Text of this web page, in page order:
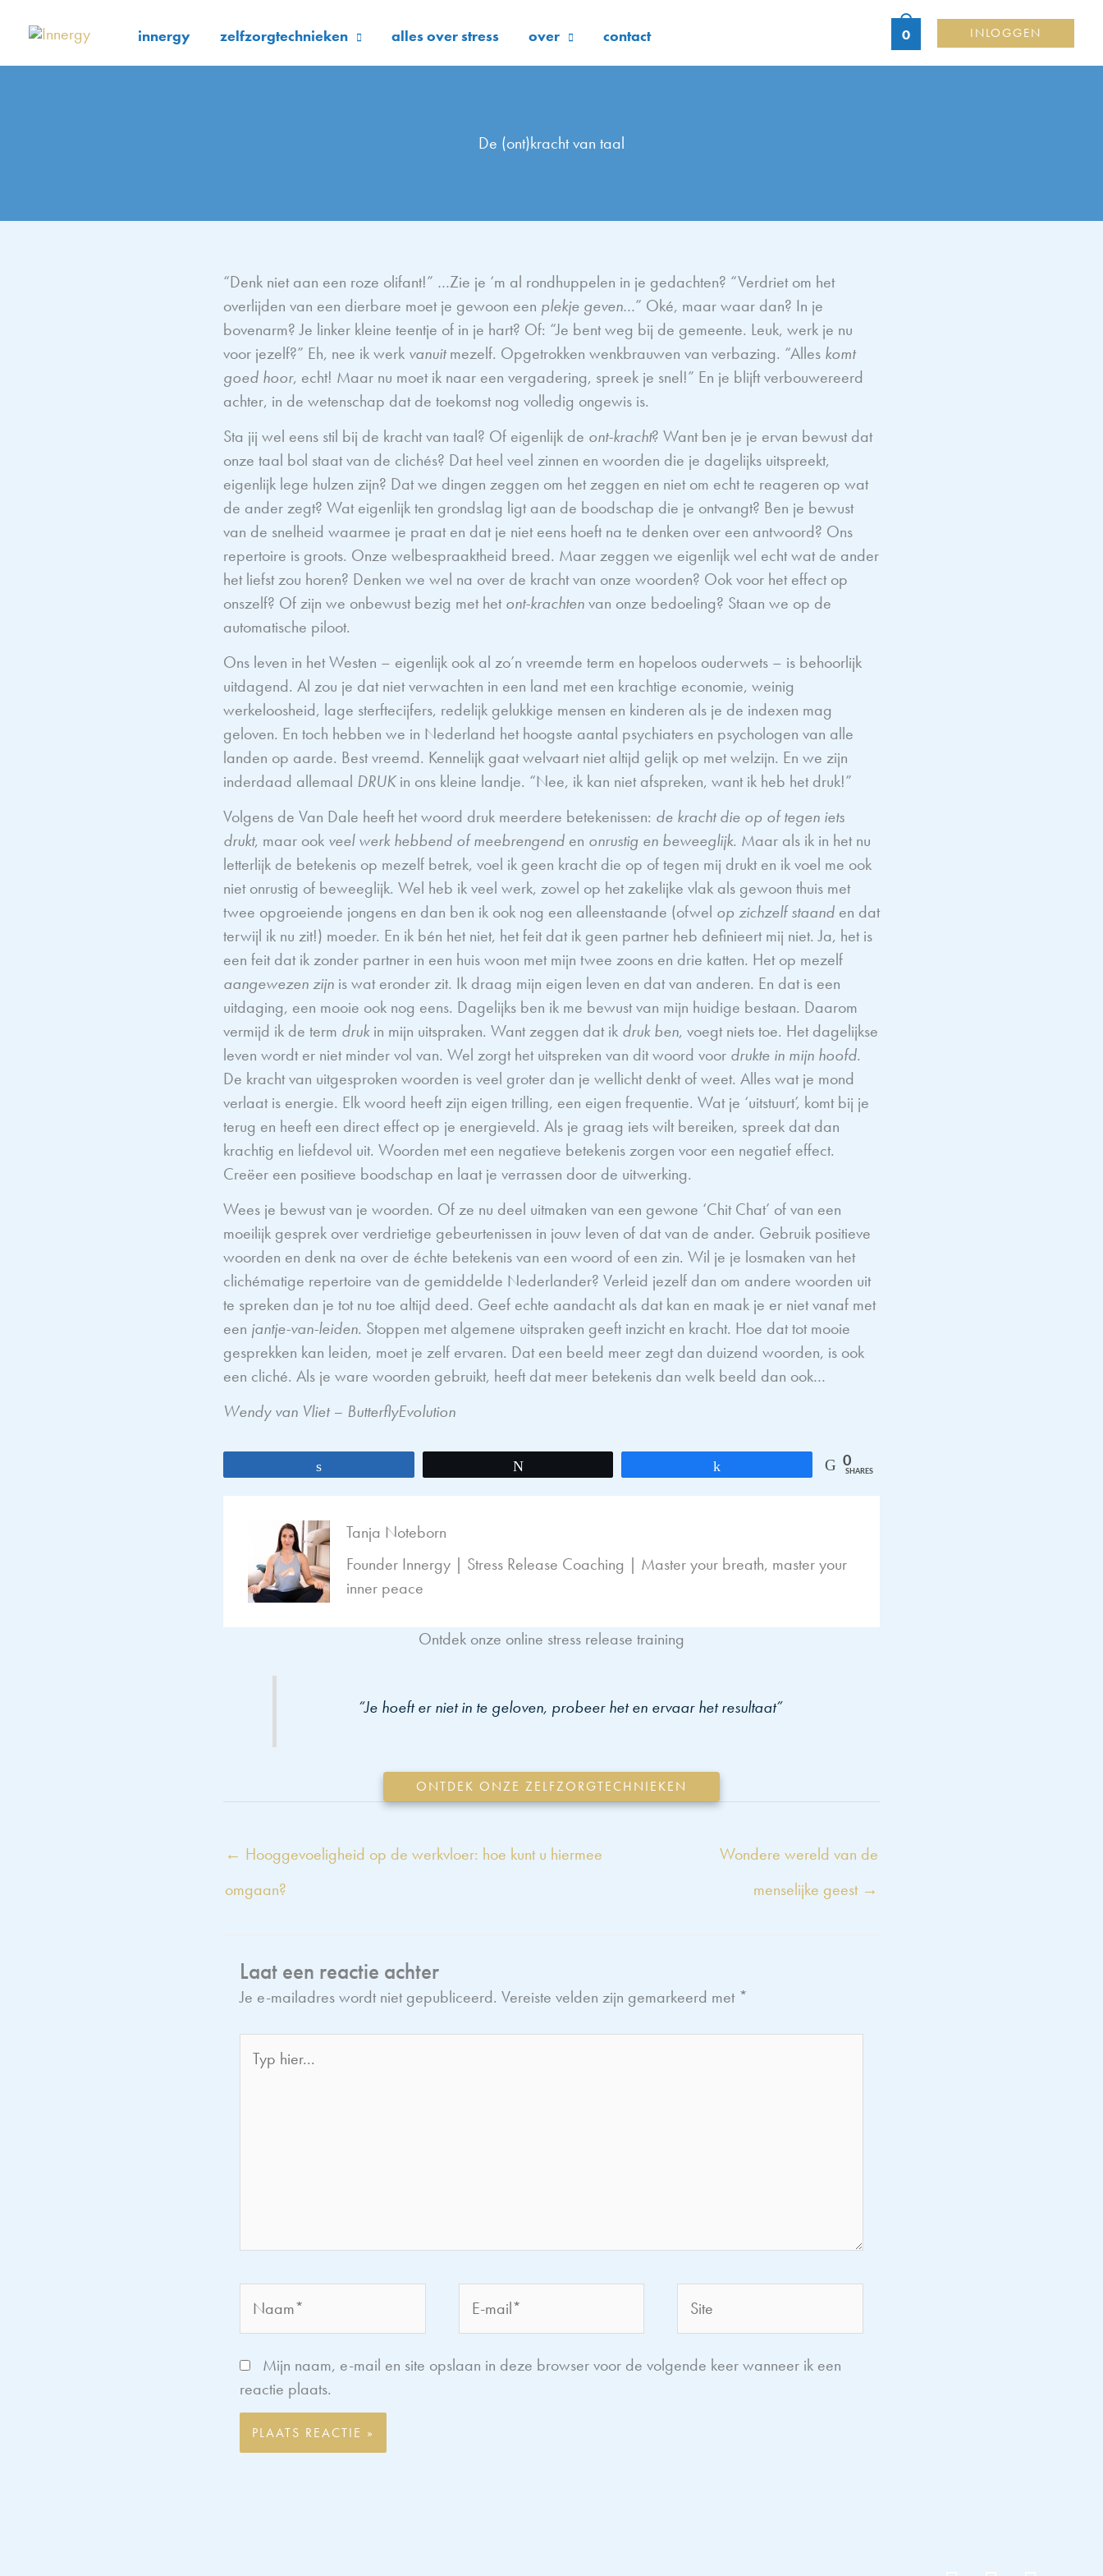
naar
innergy zelfzorgtechnieken alles over stress over contact 0 INLOGGEN
De (ont)kracht van taal
“Denk niet aan een roze olifant!” …Zie je ‘m al rondhuppelen in je gedachten? “Verdriet om het
overlijden van een dierbare moet je gewoon een plekje geven…” Oké, maar waar dan? In je
bovenarm? Je linker kleine teentje of in je hart? Of: “Je bent weg bij de gemeente. Leuk, werk je nu
voor jezelf?” Eh, nee ik werk vanuitmezelf. Opgetrokken wenkbrauwen van verbazing. “Alles komt
goed hoor, echt! Maar nu moet ik naar een vergadering, spreek je snel!” En je blijft verbouwereerd
achter, in de wetenschap dat de toekomst nog volledig ongewis is.
Sta jij wel eens stil bij de kracht van taal? Of eigenlijk de ont-kracht? Want ben je je ervan bewust dat
onze taal bol staat van de clichés? Dat heel veel zinnen en woorden die je dagelijks uitspreekt,
eigenlijk lege hulzen zijn? Dat we dingen zeggen om het zeggen en niet om echt te reageren op wat
de ander zegt? Wat eigenlijk ten grondslag ligt aan de boodschap die je ontvangt? Ben je bewust
van de snelheid waarmee je praat en dat je niet eens hoeft na te denken over een antwoord? Ons
repertoire is groots. Onze welbespraaktheid breed. Maar zeggen we eigenlijk wel echt wat de ander
het liefst zou horen? Denken we wel na over de kracht van onze woorden? Ook voor het effect op
onszelf? Of zijn we onbewust bezig met hetont-krachtenvan onze bedoeling? Staan we op de
automatische piloot.
Ons leven in het Westen – eigenlijk ook al zo’n vreemde term en hopeloos ouderwets – is behoorlijk
uitdagend. Al zou je dat niet verwachten in een land met een krachtige economie, weinig
werkeloosheid, lage sterftecijfers, redelijk gelukkige mensen en kinderen als je de indexen mag
geloven. En toch hebben we in Nederland het hoogste aantal psychiaters en psychologen van alle
landen op aarde. Best vreemd. Kennelijk gaat welvaart niet altijd gelijk op met welzijn. En we zijn
inderdaad allemaal DRUKin ons kleine landje. “Nee, ik kan niet afspreken, want ik heb het druk!”
Volgens de Van Dale heeft het woord druk meerdere betekenissen: de kracht die op of tegen iets
drukt, maar ook veel werk hebbend of meebrengend en onrustig en beweeglijk. Maar als ik in het nu
letterlijk de betekenis op mezelf betrek, voel ik geen kracht die op of tegen mij drukt en ik voel me ook
niet onrustig of beweeglijk. Wel heb ik veel werk, zowel op het zakelijke vlak als gewoon thuis met
twee opgroeiende jongens en dan ben ik ook nog een alleenstaande (ofwel op zichzelf staand en dat
terwijl ik nu zit!) moeder. En ik bén het niet, het feit dat ik geen partner heb definieert mij niet. Ja, het is
een feit dat ik zonder partner in een huis woon met mijn twee zoons en drie katten. Het op mezelf
aangewezen zijn is wat eronder zit. Ik draag mijn eigen leven en dat van anderen. En dat is een
uitdaging, een mooie ook nog eens. Dagelijks ben ik me bewust van mijn huidige bestaan. Daarom
vermijd ik de term drukin mijn uitspraken. Want zeggen dat ik druk ben, voegt niets toe. Het dagelijkse
leven wordt er niet minder vol van. Wel zorgt het uitspreken van dit woord voor drukte in mijn hoofd.
De kracht van uitgesproken woorden is veel groter dan je wellicht denkt of weet. Alles wat je mond
verlaat is energie. Elk woord heeft zijn eigen trilling, een eigen frequentie. Wat je ‘uitstuurt’, komt bij je
terug en heeft een direct effect op je energieveld. Als je graag iets wilt bereiken, spreek dat dan
krachtig en liefdevol uit. Woorden met een negatieve betekenis zorgen voor een negatief effect.
Creëer een positieve boodschap en laat je verrassen door de uitwerking.
Wees je bewust van je woorden. Of ze nu deel uitmaken van een gewone ‘Chit Chat’ of van een
moeilijk gesprek over verdrietige gebeurtenissen in jouw leven of dat van de ander. Gebruik positieve
woorden en denk na over de échte betekenis van een woord of een zin. Wil je je losmaken van het
clichématige repertoire van de gemiddelde Nederlander? Verleid jezelf dan om andere woorden uit
te spreken dan je tot nu toe altijd deed. Geef echte aandacht als dat kan en maak je er niet vanaf met
een jantje-van-leiden. Stoppen met algemene uitspraken geeft inzicht en kracht. Hoe dat tot mooie
gesprekken kan leiden, moet je zelf ervaren. Dat een beeld meer zegt dan duizend woorden, is ook
een cliché. Als je ware woorden gebruikt, heeft dat meer betekenis dan welk beeld dan ook…
Wendy van Vliet – ButterflyEvolution
0
SHARES
Tanja Noteborn
Founder Innergy | Stress Release Coaching | Master your breath, master your
inner peace
Ontdek onze online stress release training
“Je hoeft er niet in te geloven, probeer het en ervaar het resultaat”
ONTDEK ONZE ZELFZORGTECHNIEKEN
← Hooggevoeligheid op de werkvloer: hoe kunt u hiermee
omgaan?
Wondere wereld van de
menselijke geest →
Laat een reactie achter
Je e-mailadres wordt niet gepubliceerd. Vereiste velden zijn gemarkeerd met *
hier...
mail*
Mijn naam, e-mail en site opslaan in deze browser voor de volgende keer wanneer ik een
reactie plaats.